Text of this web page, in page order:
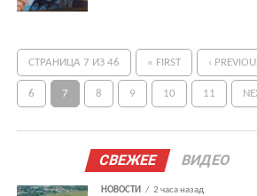
СТРАНИЦА 7 ИЗ 46 « FIRST ‹
6 7 8 9 10 11
СВЕЖЕЕ ВИДЕО
НОВОСТИ 2 часа назад